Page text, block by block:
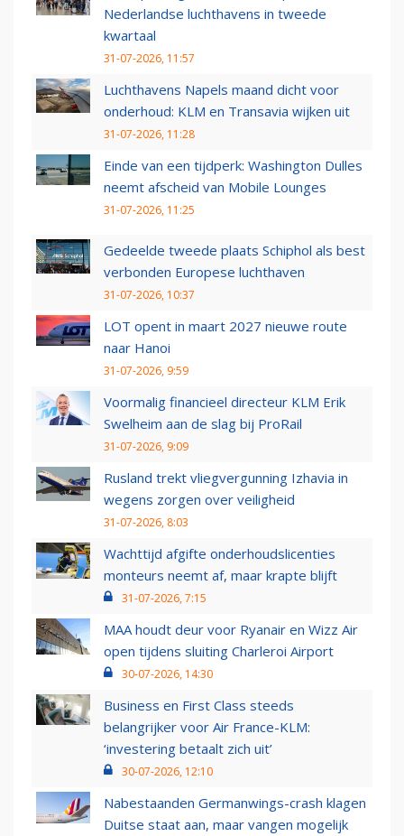
Nederlandse luchthavens in tweede
kwartaal
31-07-2026, 11:57
Luchthavens Napels maand dicht voor
onderhoud: KLM en Transavia wijken uit
31-07-2026, 11:28
Einde van een tijdperk: Washington Dulles
neemt afscheid van Mobile Lounges
31-07-2026, 11:25
Gedeelde tweede plaats Schiphol als best
verbonden Europese luchthaven
31-07-2026, 10:37
LOT opent in maart 2027 nieuwe route
naar Hanoi
31-07-2026, 9:59
Voormalig financieel directeur KLM Erik
Swelheim aan de slag bij ProRail
31-07-2026, 9:09
Rusland trekt vliegvergunning Izhavia in
wegens zorgen over veiligheid
31-07-2026, 8:03
Wachttijd afgifte onderhoudslicenties
monteurs neemt af, maar krapte blijft
31-07-2026, 7:15
MAA houdt deur voor Ryanair en Wizz Air
open tijdens sluiting Charleroi Airport
30-07-2026, 14:30
Business en First Class steeds
belangrijker voor Air France-KLM:
‘investering betaalt zich uit’
30-07-2026, 12:10
Nabestaanden Germanwings-crash klagen
Duitse staat aan, maar vangen mogelijk